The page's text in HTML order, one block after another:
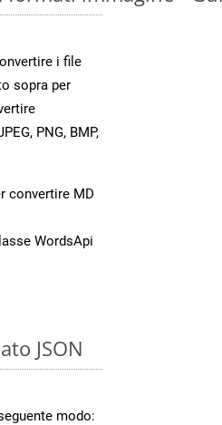
i file
sopra per
PNG, BMP,
convertire MD
WordsApi
JSON
modo: